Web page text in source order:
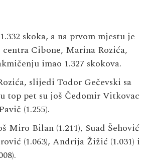
skoka, a na prvom mjestu je
Cibone, Marina Rozića,
imao 1.327 skokova.
slijedi Todor Gečevski sa
u top pet su još Čedomir Vitkovac
(1.255).
Miro Bilan (1.211), Suad Šehović
(1.063), Andrija Žižić (1.031) i